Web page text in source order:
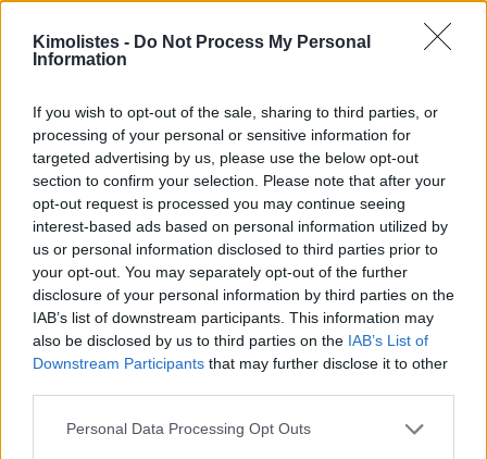
Kimolistes - Do Not Process My Personal
Information
If you wish to opt-out of the sale, sharing to third parties, or
processing of your personal or sensitive information for
targeted advertising by us, please use the below opt-out
section to confirm your selection. Please note that after your
opt-out request is processed you may continue seeing
interest-based ads based on personal information utilized by
us or personal information disclosed to third parties prior to
your opt-out. You may separately opt-out of the further
disclosure of your personal information by third parties on the
IAB’s list of downstream participants. This information may
also be disclosed by us to third parties on the IAB’s List of
Downstream Participants that may further disclose it to other
Please note that this website/app uses one or more Google
Personal Data Processing Opt Outs